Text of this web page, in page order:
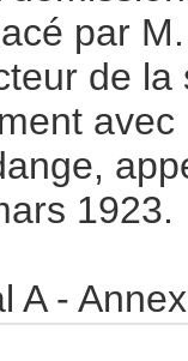
par
de
1923.
A -